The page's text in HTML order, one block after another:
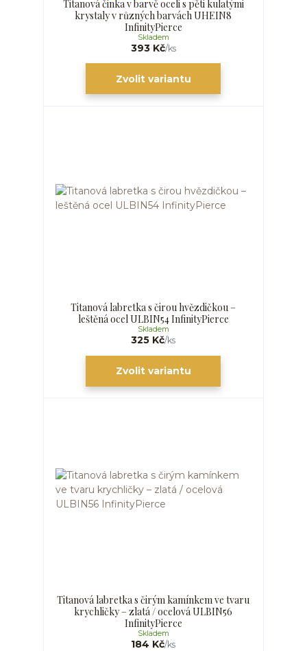
Titanová činka v barvě oceli s pěti kulatými
krystaly v různých barvách UHEIN8
InfinityPierce
393 Kč/ks
Skladem
Zvolit variantu
Titanová labretka s čirou hvězdičkou –
leštěná ocel ULBIN54 InfinityPierce
325 Kč/ks
Skladem
Zvolit variantu
Titanová labretka s čirým kamínkem ve tvaru
krychličky – zlatá / ocelová ULBIN56
InfinityPierce
184 Kč/ks
Skladem